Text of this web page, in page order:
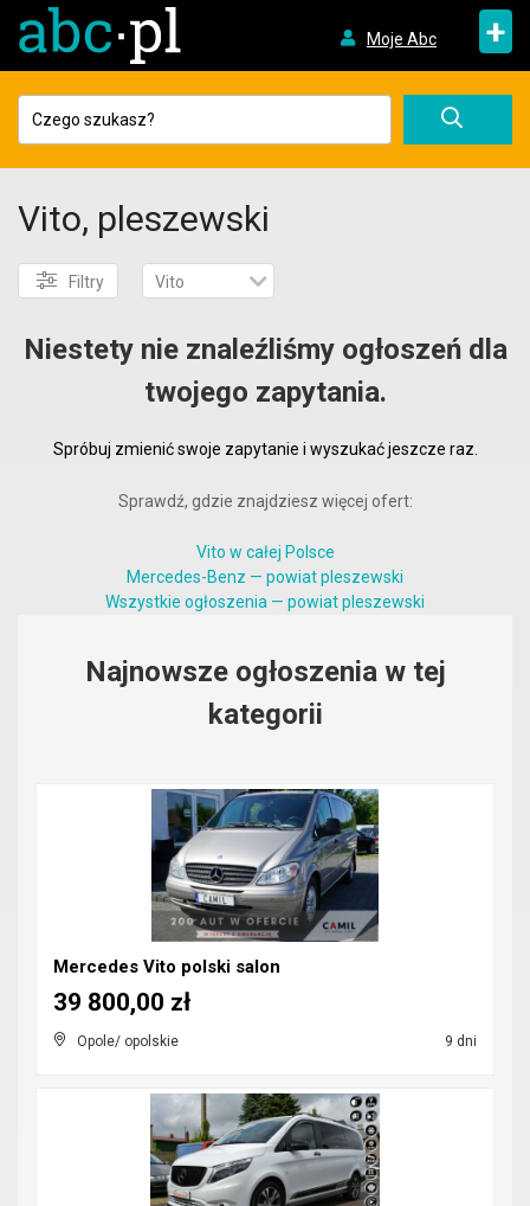
Moje Abc +
Vito, pleszewski
Filtry Vito
Niestety nie znaleźliśmy ogłoszeń dla
twojego zapytania.
Spróbuj zmienić swoje zapytanie i wyszukać jeszcze raz.
Sprawdź, gdzie znajdziesz więcej ofert:
Vito w całej Polsce
Mercedes-Benz — powiat pleszewski
Wszystkie ogłoszenia — powiat pleszewski
Najnowsze ogłoszenia w tej
kategorii
Mercedes Vito polski salon
Opole/ opolskie 9 dni
39 800,00 zł